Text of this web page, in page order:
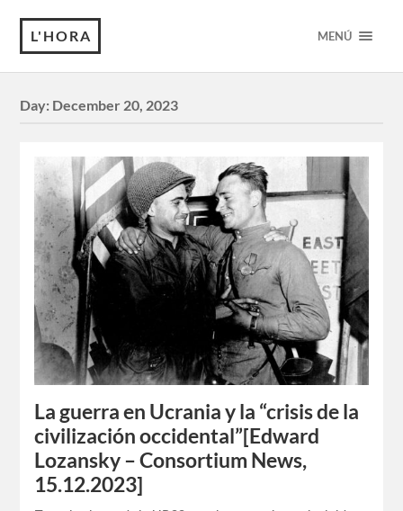
L'HORA MENÚ
Day: December 20, 2023
La guerra en Ucrania y la “crisis de la
civilización occidental”[Edward
Lozansky – Consortium News,
15.12.2023]